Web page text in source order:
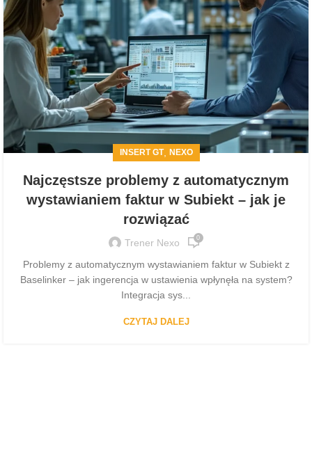
INSERT GT, NEXO
Najczęstsze problemy z automatycznym
wystawianiem faktur w Subiekt – jak je
rozwiązać
Trener Nexo 0
Problemy z automatycznym wystawianiem faktur w Subiekt z
Baselinker – jak ingerencja w ustawienia wpłynęła na system?
Integracja sys...
CZYTAJ DALEJ